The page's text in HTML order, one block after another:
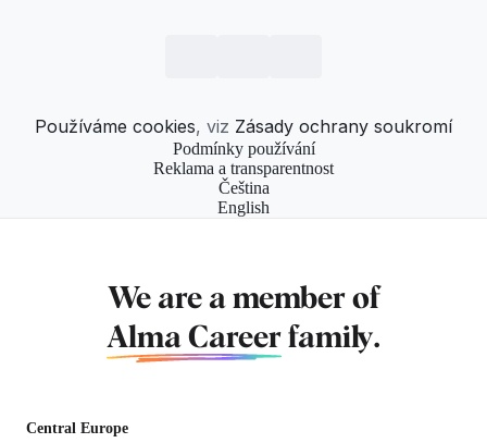
Používáme cookies, viz Zásady ochrany soukromí
Podmínky používání
Reklama a transparentnost
Čeština
English
We are a member of
Alma Career family.
Central Europe